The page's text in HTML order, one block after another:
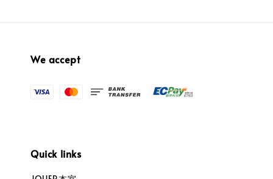
We accept
Quick links